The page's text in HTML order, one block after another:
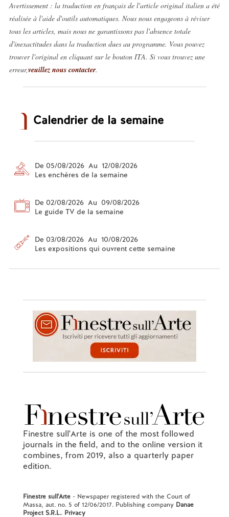
Avertissement : la traduction en français de l'article original italien a été
réalisée à l'aide d'outils automatiques. Nous nous engageons à réviser
tous les articles, mais nous ne garantissons pas l'absence totale
d'inexactitudes dans la traduction dues au programme. Vous pouvez
trouver l'original en cliquant sur le bouton ITA. Si vous trouvez une
erreur,veuillez nous contacter.
Calendrier de la semaine
De 05/08/2026 Au 12/08/2026
Les enchères de la semaine
De 02/08/2026 Au 09/08/2026
Le guide TV de la semaine
De 03/08/2026 Au 10/08/2026
Les expositions qui ouvrent cette semaine
Finestre sull'Arte is one of the most followed
journals in the field, and to the online version it
combines, from 2019, also a quarterly paper
edition.
Finestre sull'Arte- Newspaper registered with the Court of
Massa, aut. no. 5 of 12/06/2017. Publishing company Danae
Project S.R.L.. Privacy